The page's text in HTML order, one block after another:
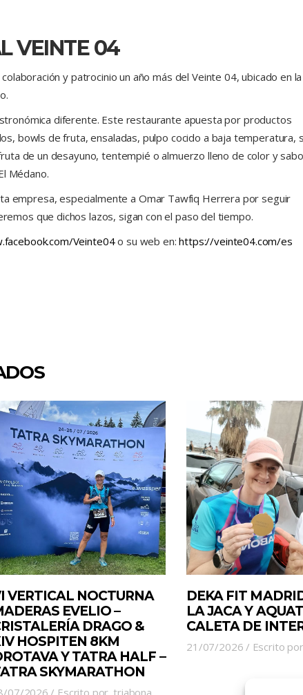
VEINTE 04
y patrocinio un año más del Veinte 04, ubicado en
diferente. Este restaurante apuesta por productos
bowls de fruta, ensaladas, pulpo cocido a baja temperatura,
de un desayuno, tentempié o almuerzo lleno de color y
Médano.
empresa, especialmente a Omar Tawfiq Herrera por seguir
que dichos lazos, sigan con el paso del tiempo.
Veinte04o su web en:https://veinte04.com/es
VERTICAL NOCTURNA
EVELIO –
DRAGO &
HOSPITEN 8KM
Y TATRA HALF –
SKYMARATHON
DEKA FIT
LA JACA Y
CALETA DE
21/07/2026 Escrito por